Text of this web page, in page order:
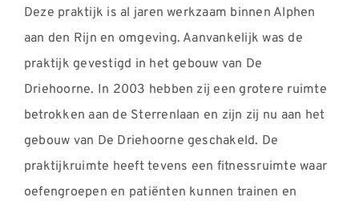
Deze praktijk is al jaren werkzaam binnen Alphen
aan den Rijn en omgeving. Aanvankelijk was de
praktijk gevestigd in het gebouw van De
Driehoorne. In 2003 hebben zij een grotere ruimte
betrokken aan de Sterrenlaan en zijn zij nu aan het
gebouw van De Driehoorne geschakeld. De
praktijkruimte heeft tevens een fitnessruimte waar
oefengroepen en patiënten kunnen trainen en